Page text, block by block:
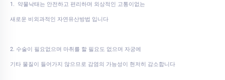
1. 약물낙태는 안전하고 편리하며 외상적인 고통이없는
새로운 비외과적인 자연유산방법 입니다
2. 수술이 필요없으며 마취를 할 필요도 없으며 자궁에
기타 물질이 들어가지 않으므로 감염의 가능성이 현저히 감소합니다